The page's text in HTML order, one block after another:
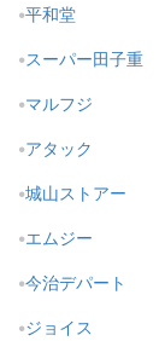
平和堂
スーパー田子重
マルフジ
アタック
城山ストアー
エムジー
今治デパート
ジョイス